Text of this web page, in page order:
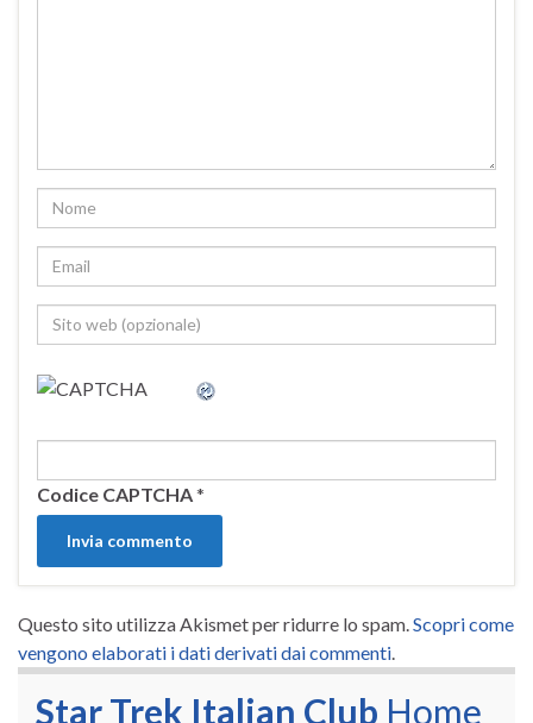
Codice CAPTCHA*
Questo sito utilizza Akismet per ridurre lo spam.Scopri come
vengono elaborati i dati derivati dai commenti.
Star Trek Italian Club Home